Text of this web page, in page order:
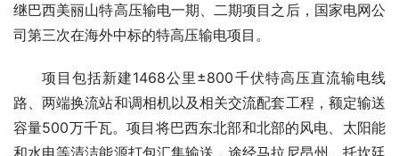
继巴西美丽山特高压输电一期、二期项目之后，国家电网公
司第三次在海外中标的特高压输电项目。
项目包括新建1468公里±800千伏特高压直流输电线
路、两端换流站和调相机以及相关交流配套工程，额定输送
容量500万千瓦。项目将巴西东北部和北部的风电、太阳能